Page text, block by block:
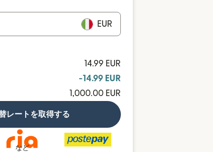
EUR
14.99 EUR
-14.99 EUR
1,000.00 EUR
レートを取得する
など